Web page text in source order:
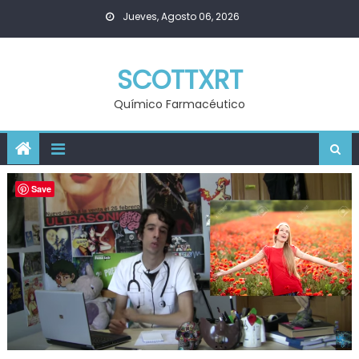
Jueves, Agosto 06, 2026
SCOTTXRT
Químico Farmacéutico
Save